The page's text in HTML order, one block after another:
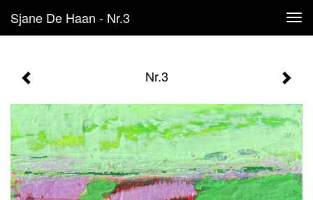
Sjane De Haan - Nr.3
Nr.3